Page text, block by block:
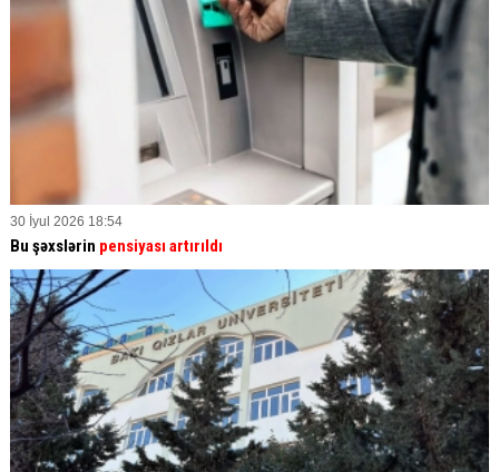
30 İyul 2026 18:54
Bu şəxslərin pensiyası artırıldı